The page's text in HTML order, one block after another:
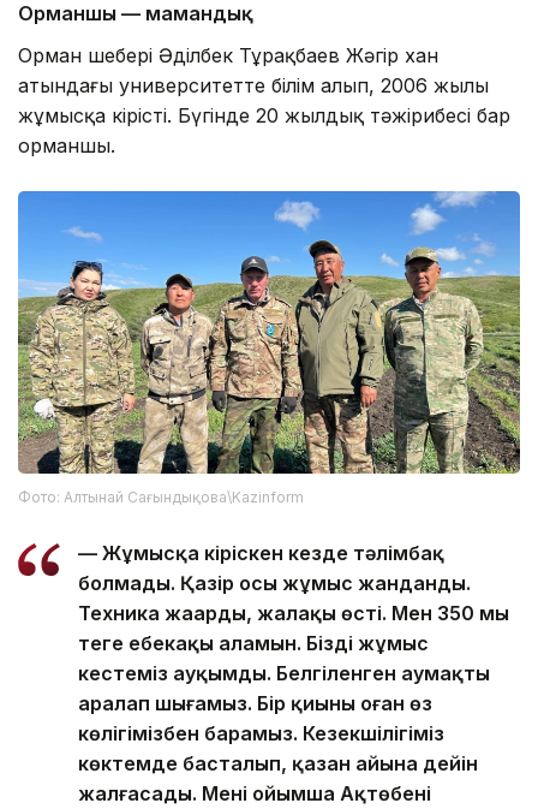
Орманшы — мамандық
Орман шебері Әділбек Тұрақбаев Жәңгір хан
атындағы университетте білім алып, 2006 жылы
жұмысқа кірісті. Бүгінде 20 жылдық тәжірибесі бар
орманшы.
Фото: Алтынай Сағындықова\Kazinform
— Жұмысқа кіріскен кезде тәлімбақ
болмады. Қазір осы жұмыс жанданды.
Техника жаңарды, жалақы өсті. Мен 350 мың
теңге еңбекақы аламын. Біздің жұмыс
кестеміз ауқымды. Белгіленген аумақты
аралап шығамыз. Бір қиыны оған өз
көлігімізбен барамыз. Кезекшілігіміз
көктемде басталып, қазан айына дейін
жалғасады. Менің ойымша Ақтөбенің